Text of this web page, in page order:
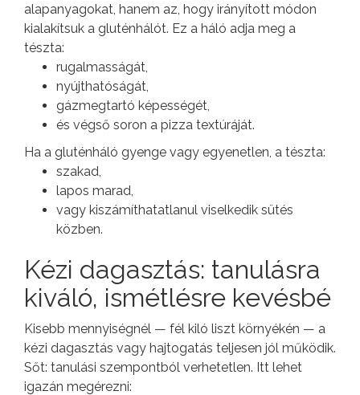
alapanyagokat, hanem az, hogy irányított módon
kialakítsuk a gluténhálót. Ez a háló adja meg a
tészta:
rugalmasságát,
nyújthatóságát,
gázmegtartó képességét,
és végső soron a pizza textúráját.
Ha a gluténháló gyenge vagy egyenetlen, a tészta:
szakad,
lapos marad,
vagy kiszámíthatatlanul viselkedik sütés
közben.
Kézi dagasztás: tanulásra
kiváló, ismétlésre kevésbé
Kisebb mennyiségnél — fél kiló liszt környékén — a
kézi dagasztás vagy hajtogatás teljesen jól működik.
Sőt: tanulási szempontból verhetetlen. Itt lehet
igazán megérezni: